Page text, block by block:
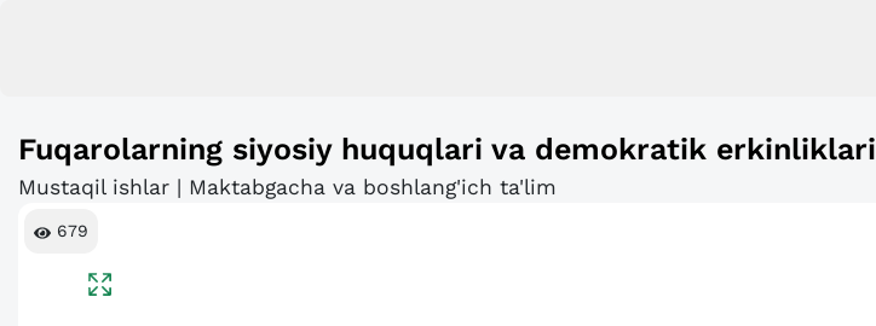
Fuqarolarning siyosiy huquqlari va demokratik erkinliklari
Mustaqil ishlar | Maktabgacha va boshlang'ich ta'lim
679